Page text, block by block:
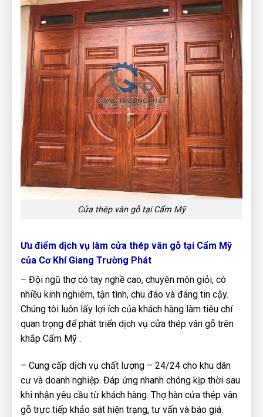
Cửa thép vân gỗ tại Cẩm Mỹ
Ưu điểm dịch vụ làm cửa thép vân gỗ tại Cẩm Mỹ
của Cơ Khí Giang Trường Phát
– Đội ngũ thợ có tay nghề cao, chuyên môn giỏi, có
nhiều kinh nghiêm, tận tình, chu đáo và đáng tin cậy.
Chúng tôi luôn lấy lợi ích của khách hàng làm tiêu chí
quan trọng để phát triển dịch vụ cửa thép vân gỗ trên
khắp Cẩm Mỹ .
– Cung cấp dịch vụ chất lượng – 24/24 cho khu dân
cư và doanh nghiệp. Đáp ứng nhanh chóng kịp thời sau
khi nhận yêu cầu từ khách hàng. Thợ hàn cửa thép vân
gỗ trực tiếp khảo sát hiện trạng, tư vấn và báo giá.